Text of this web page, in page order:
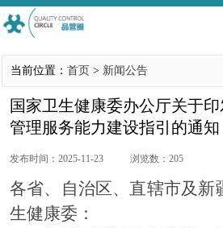
首页 QC大赛
医务管理 评审专家库 培
当前位置： 首页 > 新闻公告
国家卫生健康委办公厅关于
管理服务能力建设指引的通知
发布时间：2025-11-23 浏览数：205
各省、自治区、直辖市及新
生健康委：